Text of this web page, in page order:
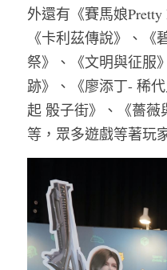
外還有《賽馬娘
《卡利茲傳說》、《
祭》、《文明與征服
跡》、《廖添丁- 稀
起 骰子街》、《薔薇
等，眾多遊戲等著玩